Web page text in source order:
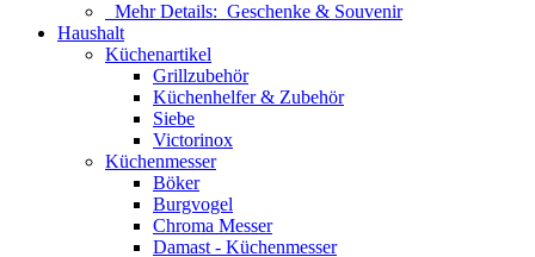
Mehr Details: Geschenke & Souvenir
Haushalt
Küchenartikel
Grillzubehör
Küchenhelfer & Zubehör
Siebe
Victorinox
Küchenmesser
Böker
Burgvogel
Chroma Messer
Damast - Küchenmesser